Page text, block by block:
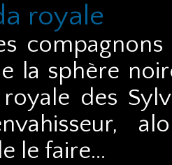
royale
la sphère
des
le faire...